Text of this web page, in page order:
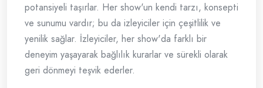
potansiyeli taşırlar. Her show'un kendi tarzı, konsepti
ve sunumu vardır; bu da izleyiciler için çeşitlilik ve
yenilik sağlar. İzleyiciler, her show'da farklı bir
deneyim yaşayarak bağlılık kurarlar ve sürekli olarak
geri dönmeyi teşvik ederler.